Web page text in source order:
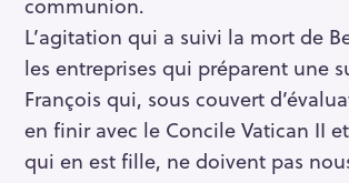
L’agitation qui a suivi la mort de
les entreprises qui préparent une
François qui, sous couvert
en finir avec le Concile Vatican II
qui en est fille, ne doivent pas